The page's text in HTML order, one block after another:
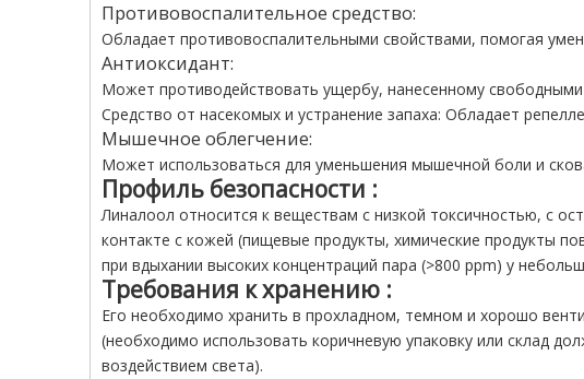
Противовоспалительное средство:
Обладает противовоспалительными свойствами, помогая
Антиоксидант:
Может противодействовать ущербу, нанесенному свободными
Средство от насекомых и устранение запаха: Обладает
Мышечное облегчение:
Может использоваться для уменьшения мышечной боли и
Профиль безопасности :
Линалоол относится к веществам с низкой токсичностью, с
контакте с кожей (пищевые продукты, химические продукты
при вдыхании высоких концентраций пара (>800 ppm) у
Требования к хранению :
Его необходимо хранить в прохладном, темном и хорошо
(необходимо использовать коричневую упаковку или склад
воздействием света).